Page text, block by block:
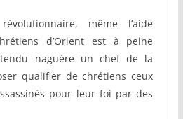
même l’aide
d’Orient est à peine
naguère un chef de la
qualifier de chrétiens ceux
pour leur foi par des